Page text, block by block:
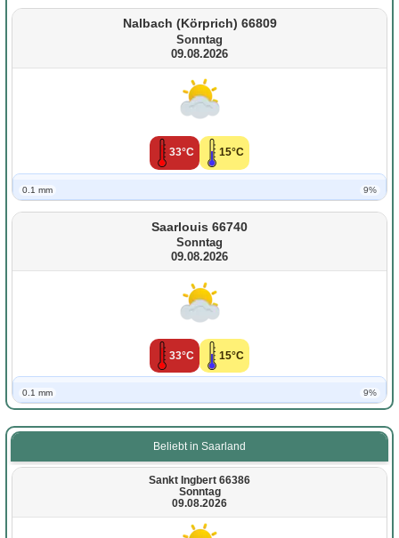
Nalbach (Körprich) 66809
Sonntag
09.08.2026
33°C 15°C
0.1 mm 9%
Saarlouis 66740
Sonntag
09.08.2026
33°C 15°C
0.1 mm 9%
Beliebt in Saarland
Sankt Ingbert 66386
Sonntag
09.08.2026